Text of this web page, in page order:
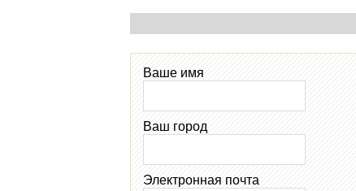
Ваше имя
Ваш город
Электронная почта